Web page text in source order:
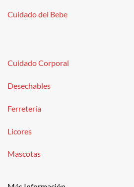
Cuidado del Bebe
Cuidado Corporal
Desechables
Ferretería
Licores
Mascotas